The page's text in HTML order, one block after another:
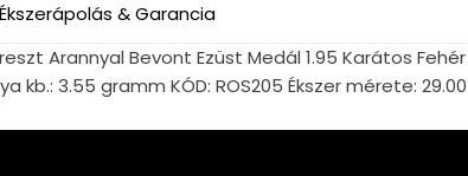
& Garancia
Arannyal Bevont Ezüst Medál 1.95 Karátos
kb.: 3.55 gramm KÓD: ROS205 Ékszer mérete: